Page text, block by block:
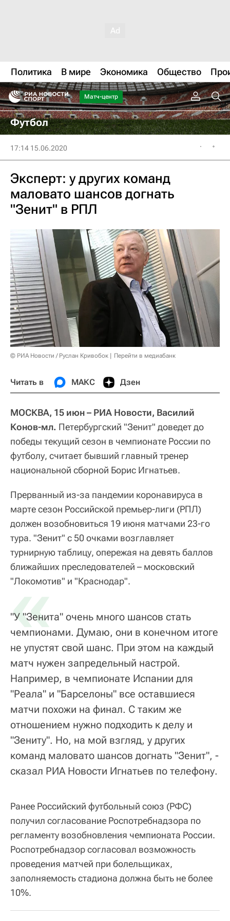
Политика В мире Экономика Общество
Матч-центр
Футбол
17:14 15.06.2020
Эксперт: у других команд
маловато шансов догнать
"Зенит" в РПЛ
© РИА Новости / Руслан Кривобок Перейти в медиабанк
Читать в МАКС Дзен
МОСКВА, 15 июн – РИА Новости, Василий
Конов-мл. Петербургский "Зенит" доведет до
победы текущий сезон в чемпионате России по
футболу, считает бывший главный тренер
национальной сборной Борис Игнатьев.
Прерванный из-за пандемии коронавируса в
марте сезон Российской премьер-лиги (РПЛ)
должен возобновиться 19 июня матчами 23-го
тура. "Зенит" с 50 очками возглавляет
турнирную таблицу, опережая на девять баллов
ближайших преследователей – московский
"Локомотив" и "Краснодар".
«
"У "Зенита" очень много шансов стать
чемпионами. Думаю, они в конечном итоге
не упустят свой шанс. При этом на каждый
матч нужен запредельный настрой.
Например, в чемпионате Испании для
"Реала" и "Барселоны" все оставшиеся
матчи похожи на финал. С таким же
отношением нужно подходить к делу и
"Зениту". Но, на мой взгляд, у других
команд маловато шансов догнать "Зенит", -
сказал РИА Новости Игнатьев по телефону.
Ранее Российский футбольный союз (РФС)
получил согласование Роспотребнадзора по
регламенту возобновления чемпионата России.
Роспотребнадзор согласовал возможность
проведения матчей при болельщиках,
заполняемость стадиона должна быть не более
10%.